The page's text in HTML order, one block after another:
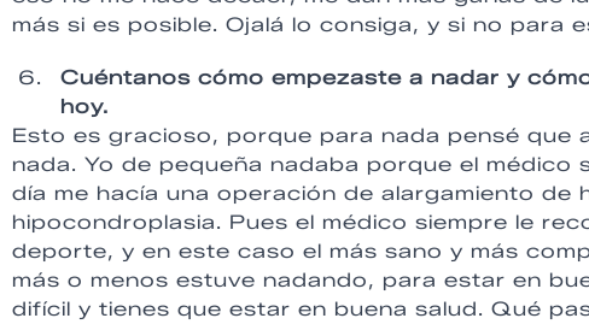
más si es posible. Ojalá lo consiga, y si no para
Cuéntanos cómo empezaste a nadar y
hoy.
Esto es gracioso, porque para nada pensé que
nada. Yo de pequeña nadaba porque el médico
día me hacía una operación de alargamiento de
hipocondroplasia. Pues el médico siempre le
deporte, y en este caso el más sano y más
más o menos estuve nadando, para estar en
difícil y tienes que estar en buena salud. Qué